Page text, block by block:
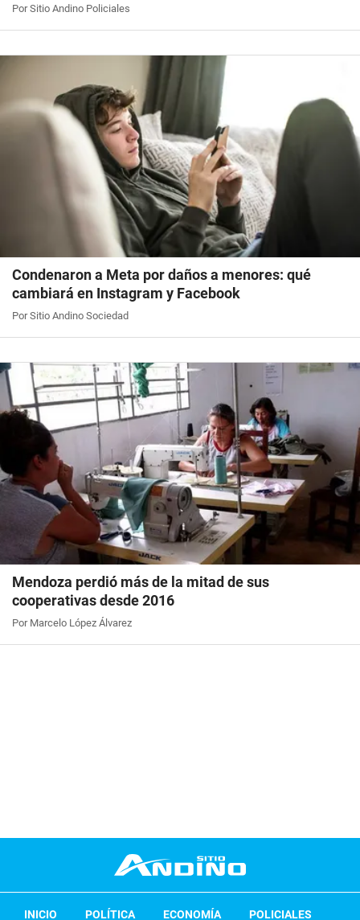
Por Sitio Andino Policiales
Condenaron a Meta por daños a menores: qué
cambiará en Instagram y Facebook
Por Sitio Andino Sociedad
Mendoza perdió más de la mitad de sus
cooperativas desde 2016
Por Marcelo López Álvarez
INICIO POLÍTICA ECONOMÍA POLICIALES